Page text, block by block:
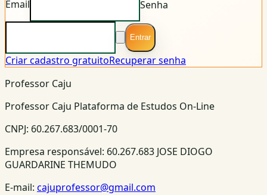
Email
Senha
Entrar
Criar cadastro gratuitoRecuperar senha
Professor Caju
Professor Caju Plataforma de Estudos On-Line
CNPJ: 60.267.683/0001-70
Empresa responsável: 60.267.683 JOSE DIOGO
GUARDARINE THEMUDO
E-mail: cajuprofessor@gmail.com